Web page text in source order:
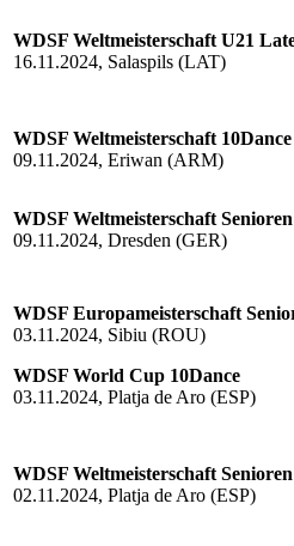
WDSF Weltmeisterschaft U21
16.11.2024, Salaspils (LAT)
WDSF Weltmeisterschaft 10Dance
09.11.2024, Eriwan (ARM)
WDSF Weltmeisterschaft
09.11.2024, Dresden (GER)
WDSF Europameisterschaft
03.11.2024, Sibiu (ROU)
WDSF World Cup 10Dance
03.11.2024, Platja de Aro (ESP)
WDSF Weltmeisterschaft
02.11.2024, Platja de Aro (ESP)